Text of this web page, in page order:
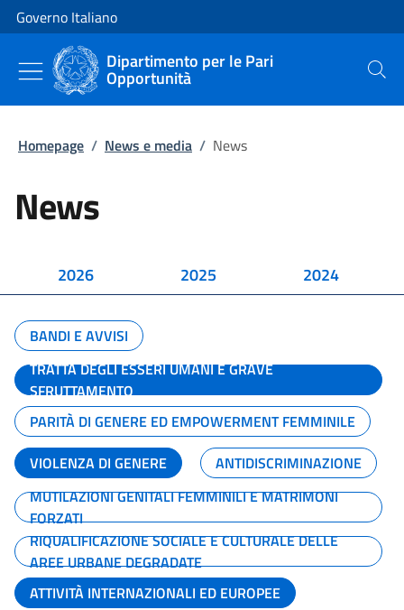
Vai al contenuto
Vai alla navigazione del sito
Governo Italiano
Dipartimento per le Pari
Opportunità Cerca
Homepage / News e media / News
News
2026 2025 2024
BANDI E AVVISI
TRATTA DEGLI ESSERI UMANI E GRAVE
SFRUTTAMENTO
PARITÀ DI GENERE ED EMPOWERMENT FEMMINILE
VIOLENZA DI GENERE
ANTIDISCRIMINAZIONE
MUTILAZIONI GENITALI FEMMINILI E MATRIMONI
FORZATI
RIQUALIFICAZIONE SOCIALE E CULTURALE DELLE
AREE URBANE DEGRADATE
ATTIVITÀ INTERNAZIONALI ED EUROPEE